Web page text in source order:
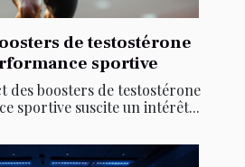
de testostérone
sportive
des boosters de testostérone
sportive suscite un intérêt...